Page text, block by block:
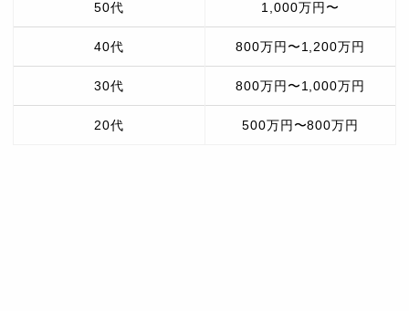
50代 1,000万円〜
40代 800万円〜1,200万円
30代 800万円〜1,000万円
20代 500万円〜800万円